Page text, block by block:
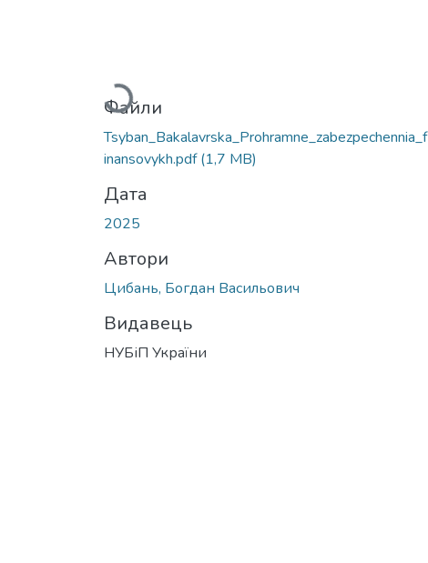
Вантажиться...
Файли
Tsyban_Bakalavrska_Prohramne_zabezpechennia_f
inansovykh.pdf(1,7 MB)
Дата
2025
Автори
Цибань, Богдан Васильович
Видавець
НУБіП України